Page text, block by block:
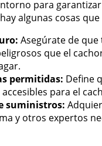
para
algunas cosas
Asegúrate de
que el
permitidas: Define
para el
suministros:
y otros expertos